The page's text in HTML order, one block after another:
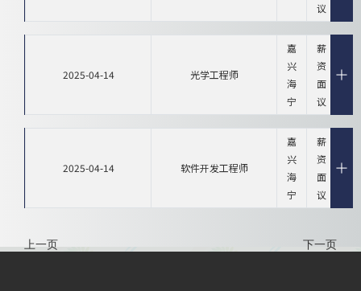
议
2025-04-14 光学工程师
嘉
兴
海
宁
薪
资
面
议
2025-04-14 软件开发工程师
嘉
兴
海
宁
薪
资
面
议
上一页 下一页